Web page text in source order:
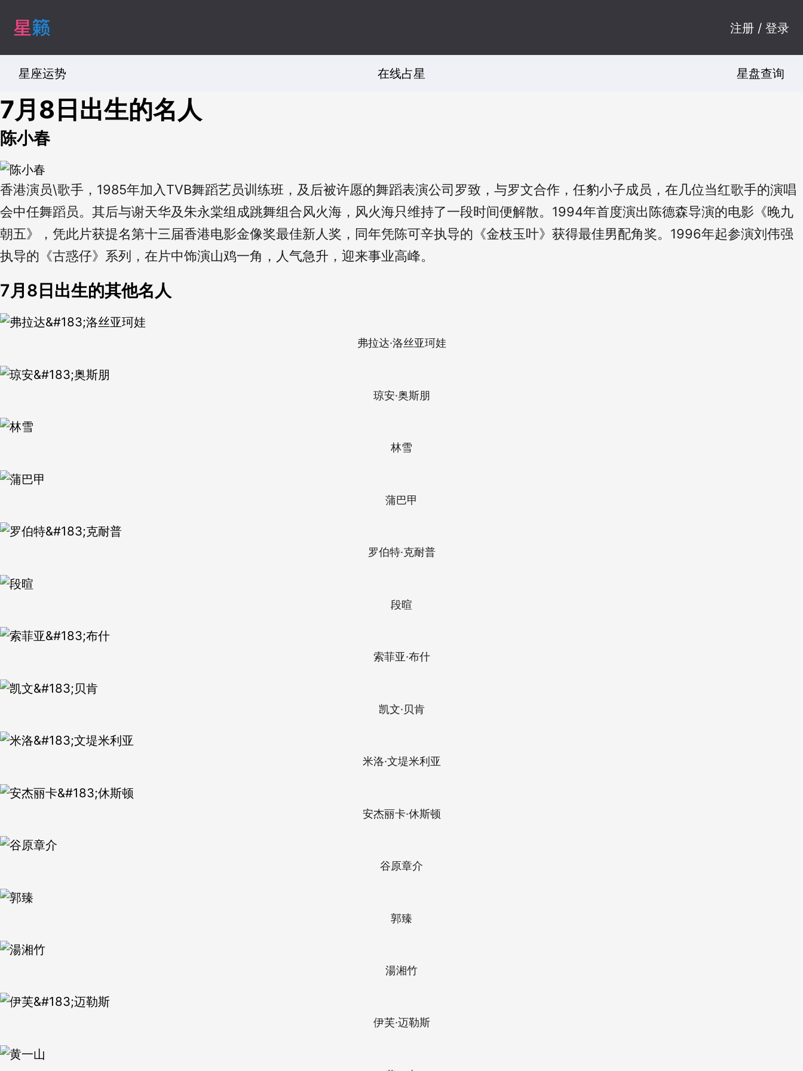
注册 / 登录
星座运势 在线占星 星盘查询
7月8日出生的名人
陈小春
香港演员\歌手，1985年加入TVB舞蹈艺员训练班，及后被许愿的舞蹈表演公司罗致，与罗文合作，任豹小子成员，在几位当红歌手的演唱
会中任舞蹈员。其后与谢天华及朱永棠组成跳舞组合风火海，风火海只维持了一段时间便解散。1994年首度演出陈德森导演的电影《晚九
朝五》，凭此片获提名第十三届香港电影金像奖最佳新人奖，同年凭陈可辛执导的《金枝玉叶》获得最佳男配角奖。1996年起参演刘伟强
执导的《古惑仔》系列，在片中饰演山鸡一角，人气急升，迎来事业高峰。
7月8日出生的其他名人
弗拉达·洛丝亚珂娃
琼安·奥斯朋
林雪
蒲巴甲
罗伯特·克耐普
段暄
索菲亚·布什
凯文·贝肯
米洛·文堤米利亚
安杰丽卡·休斯顿
谷原章介
郭臻
湯湘竹
伊芙·迈勒斯